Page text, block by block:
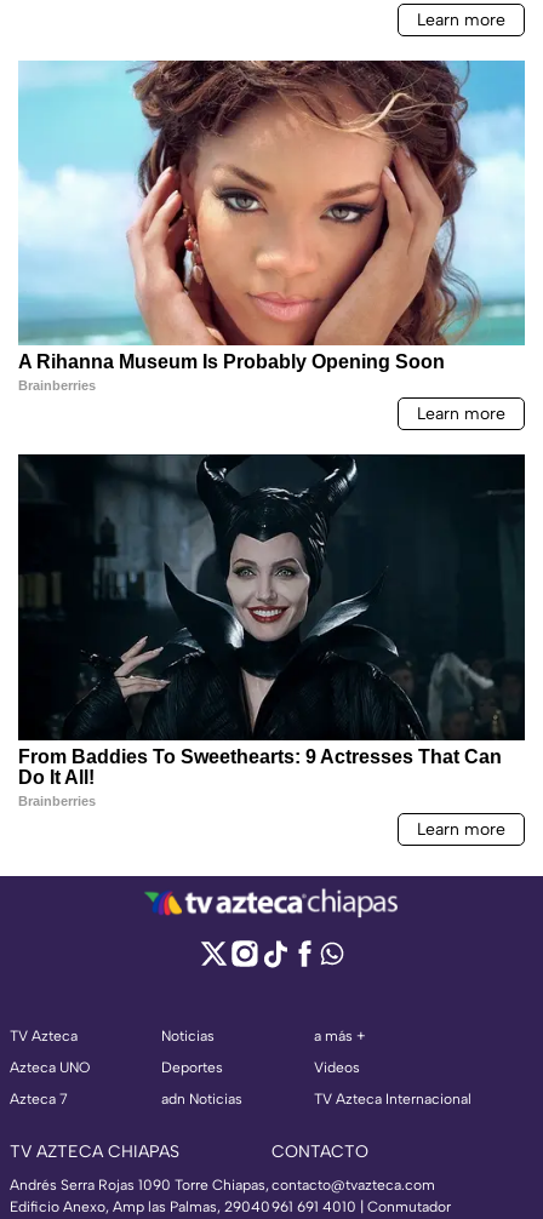
TV Azteca
Azteca UNO
Azteca 7
Noticias
Deportes
adn Noticias
a más +
Videos
TV Azteca Internacional
TV AZTECA CHIAPAS
Andrés Serra Rojas 1090 Torre Chiapas,
Edificio Anexo, Amp las Palmas, 29040
CONTACTO
contacto@tvazteca.com
961 691 4010 | Conmutador